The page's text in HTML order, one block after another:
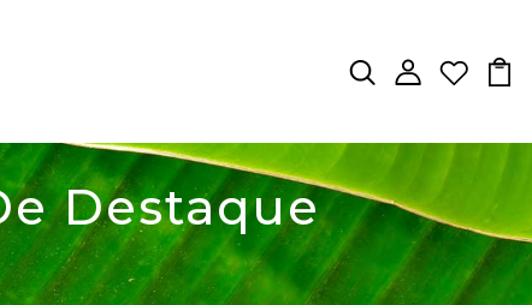
Destaque